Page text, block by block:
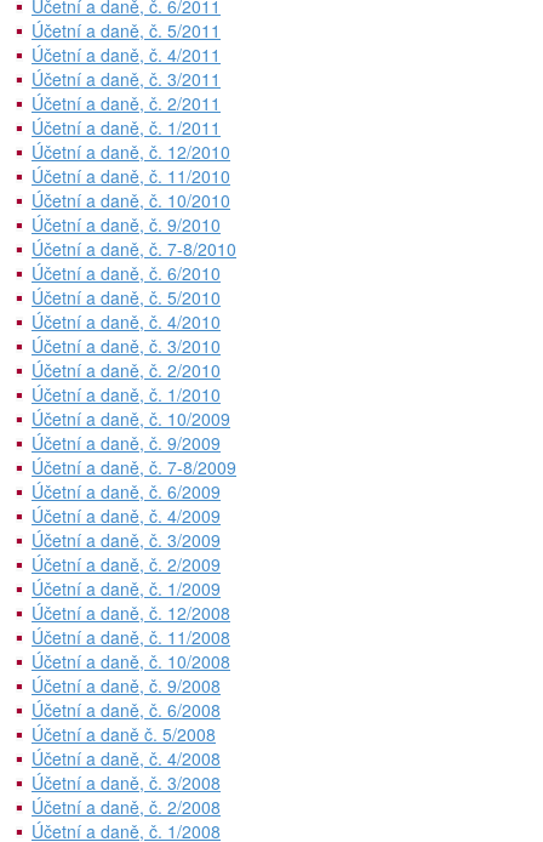
Účetní a daně, č. 6/2011
Účetní a daně, č. 5/2011
Účetní a daně, č. 4/2011
Účetní a daně, č. 3/2011
Účetní a daně, č. 2/2011
Účetní a daně, č. 1/2011
Účetní a daně, č. 12/2010
Účetní a daně, č. 11/2010
Účetní a daně, č. 10/2010
Účetní a daně, č. 9/2010
Účetní a daně, č. 7-8/2010
Účetní a daně, č. 6/2010
Účetní a daně, č. 5/2010
Účetní a daně, č. 4/2010
Účetní a daně, č. 3/2010
Účetní a daně, č. 2/2010
Účetní a daně, č. 1/2010
Účetní a daně, č. 10/2009
Účetní a daně, č. 9/2009
Účetní a daně, č. 7-8/2009
Účetní a daně, č. 6/2009
Účetní a daně, č. 4/2009
Účetní a daně, č. 3/2009
Účetní a daně, č. 2/2009
Účetní a daně, č. 1/2009
Účetní a daně, č. 12/2008
Účetní a daně, č. 11/2008
Účetní a daně, č. 10/2008
Účetní a daně, č. 9/2008
Účetní a daně, č. 6/2008
Účetní a daně č. 5/2008
Účetní a daně, č. 4/2008
Účetní a daně, č. 3/2008
Účetní a daně, č. 2/2008
Účetní a daně, č. 1/2008